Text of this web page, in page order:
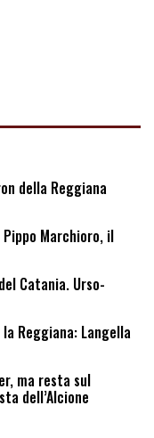
della Reggiana
Marchioro, il
Catania. Urso-
Reggiana: Langella
ma resta sul
dell’Alcione